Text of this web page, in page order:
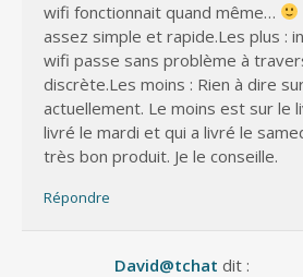
wifi fonctionnait quand même…
assez simple et rapide.Les plus :
wifi passe sans problème à
discrète.Les moins : Rien à dire
actuellement. Le moins est sur le
livré le mardi et qui a livré le
très bon produit. Je le conseille.
Répondre
David@tchat dit :